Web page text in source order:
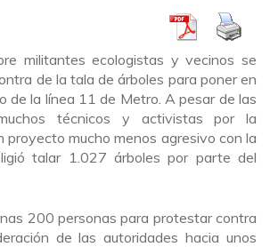
militantes ecologistas y vecinos se
de la tala de árboles para poner en
de la línea 11 de Metro. A pesar de las
técnicos y activistas por la
proyecto mucho menos agresivo con la
talar 1.027 árboles por parte del
200 personas para protestar contra
de las autoridades hacia unos